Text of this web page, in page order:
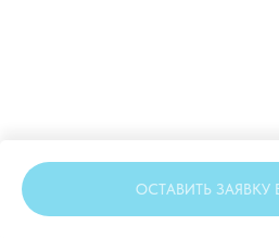
ОСТАВИТЬ ЗАЯВКУ